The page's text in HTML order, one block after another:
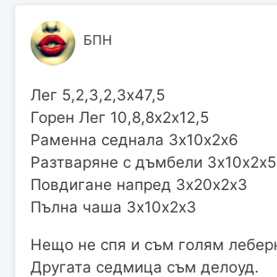
БПН
Лег 5,2,3,2,3х47,5
Горен Лег 10,8,8х2х12,5
Раменна седнала 3х10х2х6
Разтваряне с дъмбели 3х10х2х5
Повдигане напред 3х20х2х3
Пълна чаша 3х10х2х3
Нещо не спя и съм голям
Другата седмица съм делоуд.